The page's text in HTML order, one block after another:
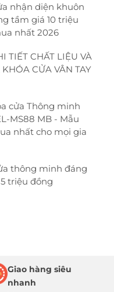
nhận diện khuôn
tầm giá 10 triệu
nhất 2026
TIẾT CHẤT LIỆU VÀ
CỬA VÂN TAY
cửa Thông minh
MS88 MB - Mẫu
nhất cho mọi gia
thông minh đáng
triệu đồng
Giao hàng siêu
nhanh